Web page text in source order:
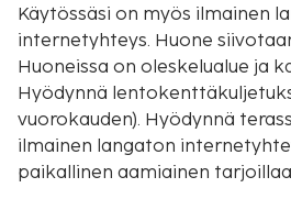
Käytössäsi on myös ilmainen
internetyhteys. Huone
Huoneissa on oleskelualue ja
Hyödynnä
vuorokauden). Hyödynnä
ilmainen langaton
paikallinen aamiainen